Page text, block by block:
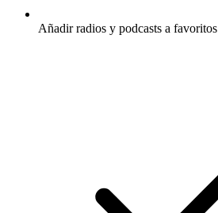
Añadir radios y podcasts a favoritos